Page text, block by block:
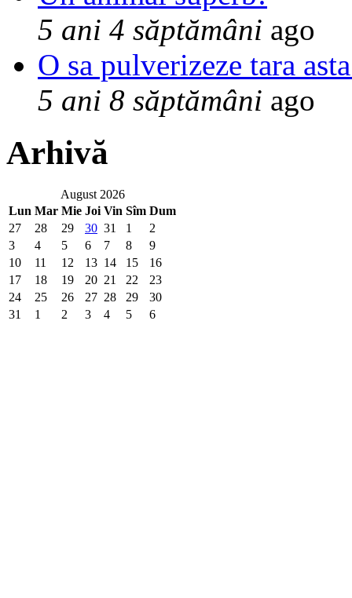
5 ani 4 săptămâni ago
O sa pulverizeze tara
5 ani 8 săptămâni ago
Arhivă
August 2026
Lun Mar Mie Joi Vin Sîm Dum
27
28 29 30 31 1
2
3
4 5 6 7 8
9
10
11 12 13 14 15
16
17
18 19 20 21 22
23
24
25 26 27 28 29
30
31
1 2 3 4 5 6